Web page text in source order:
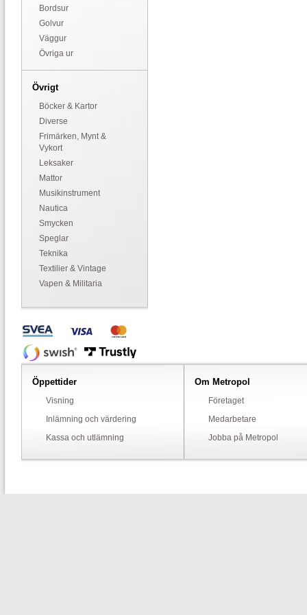
Bordsur
Golvur
Väggur
Övriga ur
Övrigt
Böcker & Kartor
Diverse
Frimärken, Mynt &
Vykort
Leksaker
Mattor
Musikinstrument
Nautica
Smycken
Speglar
Teknika
Textilier & Vintage
Vapen & Militaria
Öppettider
Visning
Inlämning och värdering
Kassa och utlämning
Om Metropol
Företaget
Medarbetare
Jobba på Metropol